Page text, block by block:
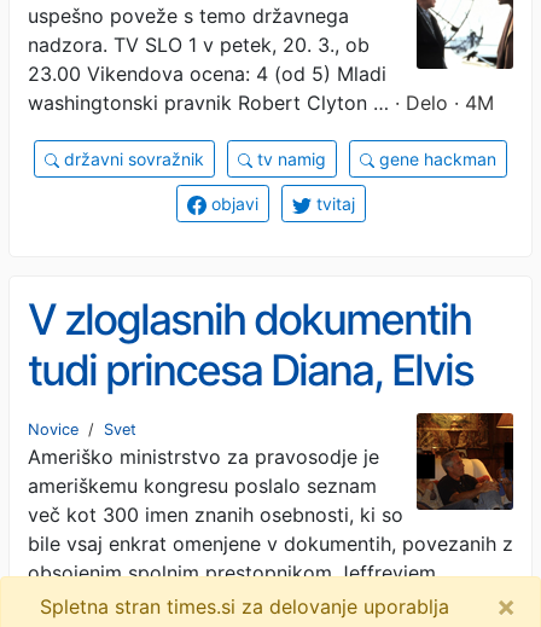
uspešno poveže s temo državnega
nadzora. TV SLO 1 v petek, 20. 3., ob
23.00 Vikendova ocena: 4 (od 5) Mladi
washingtonski pravnik Robert Clyton … · Delo · 4M
državni sovražnik tv namig gene hackman
objavi tvitaj
V zloglasnih dokumentih
tudi princesa Diana, Elvis
Presley in De Niro
Novice / Svet
Ameriško ministrstvo za pravosodje je
ameriškemu kongresu poslalo seznam
več kot 300 imen znanih osebnosti, ki so
bile vsaj enkrat omenjene v dokumentih, povezanih z
obsojenim spolnim prestopnikom Jeffreyjem
Epsteinom. …· Žurnal24 · 5M
Spletna stran times.si za delovanje uporablja
×